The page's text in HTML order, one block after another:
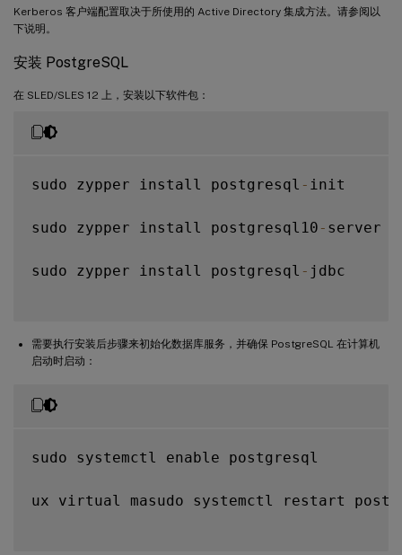
Kerberos 客户端配置取决于所使用的 Active Directory 集成方法。请参阅以
下说明。
安装 PostgreSQL
在 SLED/SLES 12 上，安装以下软件包：
sudo zypper install postgresql - init
sudo zypper install postgresql10 - server
sudo zypper install postgresql - jdbc
需要执行安装后步骤来初始化数据库服务，并确保 PostgreSQL 在计算机
启动时启动：
sudo systemctl enable postgresql
ux virtual masudo systemctl restart